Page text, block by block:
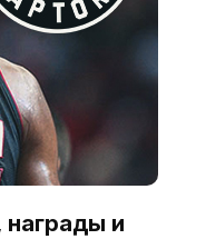
и